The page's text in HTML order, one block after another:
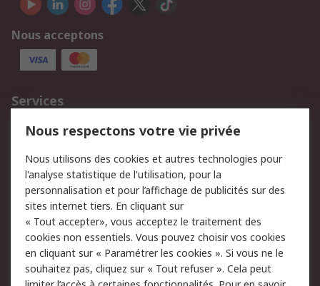
Nous acceptons
Services
750.000 produits
2.500 marques
Retours
Support technique
Track & trace
Legal
Politique de cookies
Sécurité des e-mails
Politique de protection
Conditions générales
Nous respectons votre vie privée
Nous utilisons des cookies et autres technologies pour
l'analyse statistique de l'utilisation, pour la
personnalisation et pour l’affichage de publicités sur des
sites internet tiers. En cliquant sur
« Tout accepter», vous acceptez le traitement des
cookies non essentiels. Vous pouvez choisir vos cookies
en cliquant sur « Paramétrer les cookies ». Si vous ne le
souhaitez pas, cliquez sur « Tout refuser ». Cela peut